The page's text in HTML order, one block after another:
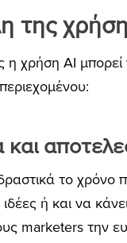
της
χρήση AI μπορεί
και
το χρόνο
ή και να
marketers την